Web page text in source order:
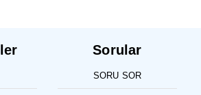
Sorular
SORU SOR